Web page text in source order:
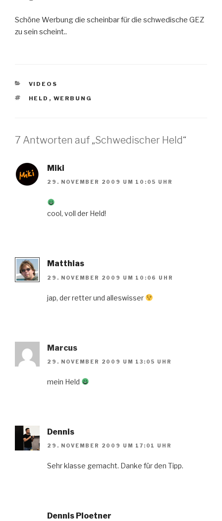
Schöne Werbung die scheinbar für die schwedische GEZ
zu sein scheint..
KATEGORIEN
VIDEOS
SCHLAGWÖRTER
HELD , WERBUNG
7 Antworten auf „Schwedischer Held“
Miki
29. NOVEMBER 2009 UM 10:05 UHR
cool, voll der Held!
Matthias
29. NOVEMBER 2009 UM 10:06 UHR
jap, der retter und alleswisser
Marcus
29. NOVEMBER 2009 UM 13:05 UHR
mein Held
Dennis
29. NOVEMBER 2009 UM 17:01 UHR
Sehr klasse gemacht. Danke für den Tipp.
Dennis Ploetner